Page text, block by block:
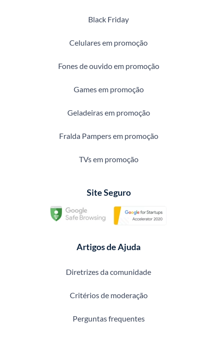
Black Friday
Celulares em promoção
Fones de ouvido em promoção
Games em promoção
Geladeiras em promoção
Fralda Pampers em promoção
TVs em promoção
Site Seguro
Artigos de Ajuda
Diretrizes da comunidade
Critérios de moderação
Perguntas frequentes